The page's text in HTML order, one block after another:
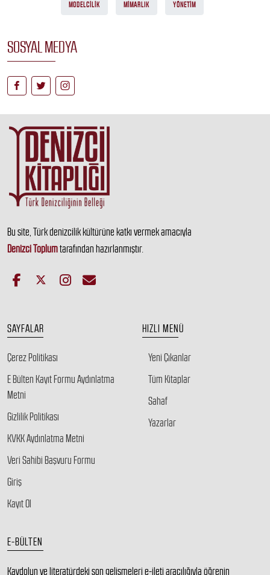
MODELCILIK MIMARLIK YÖNETIM
SOSYAL MEDYA
Bu site, Türk denizcilik kültürüne katkı vermek amacıyla
Denizci Toplumtarafından hazırlanmıştır.
SAYFALAR
Çerez Politikası
E Bülten Kayıt Formu Aydınlatma
Metni
Gizlilik Politikası
KVKK Aydınlatma Metni
Veri Sahibi Başvuru Formu
Giriş
Kayıt Ol
HIZLI MENÜ
Yeni Çıkanlar
Tüm Kitaplar
Sahaf
Yazarlar
E-BÜLTEN
Kaydolun ve literatürdeki son gelişmeleri e-ileti aracılığıyla öğrenin